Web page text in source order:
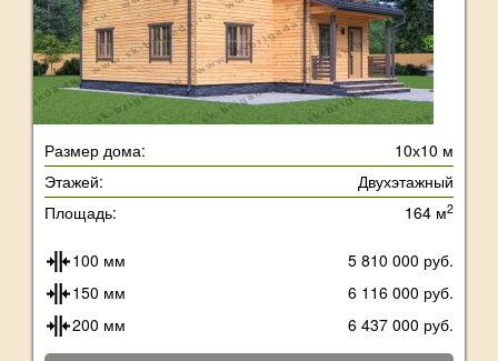
Размер дома:
10х10 м
Этажей:
Двухэтажный
Площадь:
164 м2
100 мм
5 810 000 руб.
150 мм
6 116 000 руб.
200 мм
6 437 000 руб.